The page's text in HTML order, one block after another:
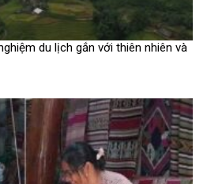
du lịch gắn với thiên nhiên và